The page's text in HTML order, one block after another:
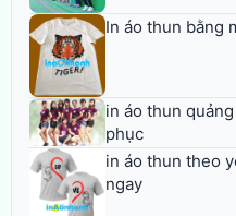
In áo thun bằng
in áo thun
phục
in áo thun theo
ngay